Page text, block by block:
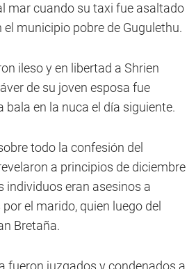
mar cuando su taxi fue asaltado
el municipio pobre de Gugulethu.
ileso y en libertad a Shrien
de su joven esposa fue
bala en la nuca el día siguiente.
todo la confesión del
a principios de diciembre
individuos eran asesinos a
el marido, quien luego del
Bretaña.